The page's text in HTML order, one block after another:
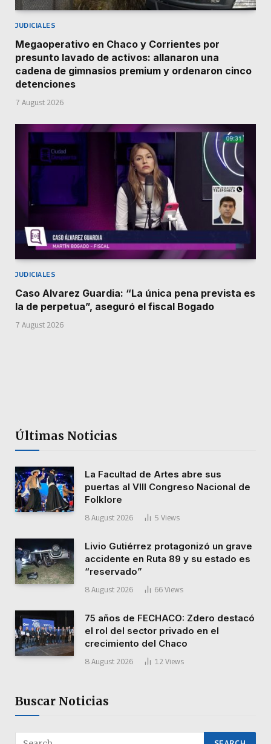
JUDICIALES
Megaoperativo en Chaco y Corrientes por
presunto lavado de activos: allanaron una
cadena de gimnasios premium y ordenaron cinco
detenciones
7 August 2026
JUDICIALES
Caso Alvarez Guardia: “La única pena prevista es
la de perpetua”, aseguró el fiscal Bogado
7 August 2026
Últimas Noticias
La Facultad de Artes abre sus
puertas al VIII Congreso Nacional de
Folklore
8 August 2026 5 Views
Livio Gutiérrez protagonizó un grave
accidente en Ruta 89 y su estado es
“reservado”
8 August 2026 66 Views
75 años de FECHACO: Zdero destacó
el rol del sector privado en el
crecimiento del Chaco
8 August 2026 12 Views
Buscar Noticias